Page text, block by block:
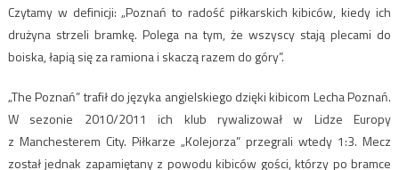
Czytamy w definicji: „Poznań to radość piłkarskich kibiców, kiedy ich
drużyna strzeli bramkę. Polega na tym, że wszyscy stają plecami do
boiska, łapią się za ramiona i skaczą razem do góry”.
„The Poznań” trafił do języka angielskiego dzięki kibicom Lecha Poznań.
W sezonie 2010/2011 ich klub rywalizował w Lidze Europy
z Manchesterem City. Piłkarze „Kolejorza” przegrali wtedy 1:3. Mecz
został jednak zapamiętany z powodu kibiców gości, którzy po bramce